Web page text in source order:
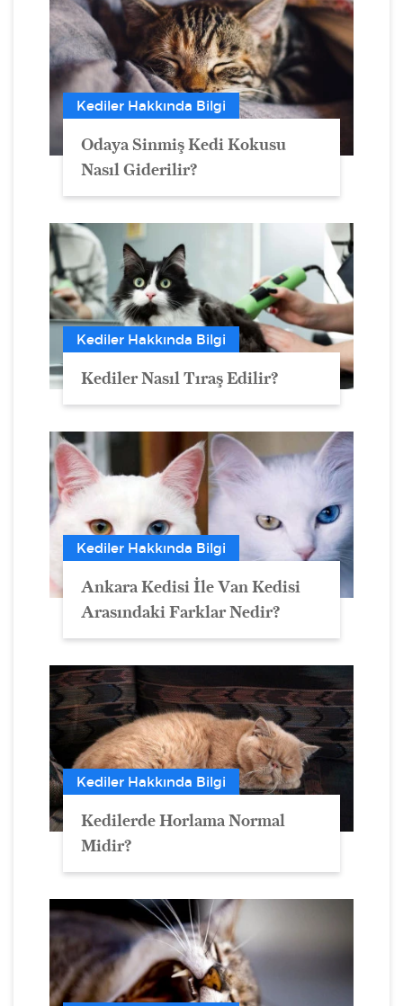
Kediler Hakkında Bilgi
Odaya Sinmiş Kedi Kokusu
Nasıl Giderilir?
Kediler Hakkında Bilgi
Kediler Nasıl Tıraş Edilir?
Kediler Hakkında Bilgi
Ankara Kedisi İle Van Kedisi
Arasındaki Farklar Nedir?
Kediler Hakkında Bilgi
Kedilerde Horlama Normal
Midir?